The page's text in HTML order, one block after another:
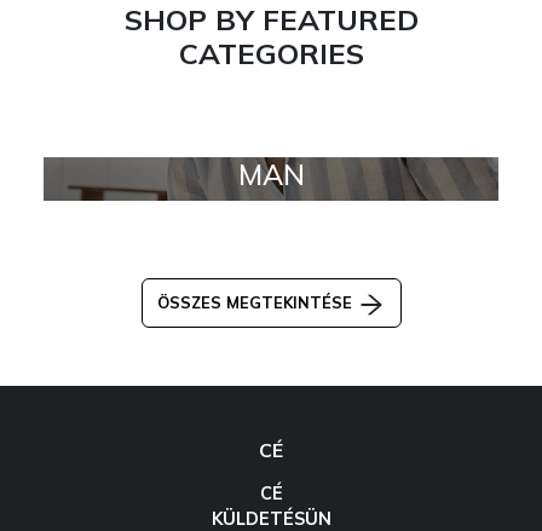
SHOP BY FEATURED
CATEGORIES
MAN
ÖSSZES MEGTEKINTÉSE
CÉ
CÉ
KÜLDETÉSÜN